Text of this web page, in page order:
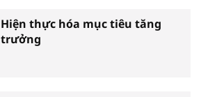
Hiện thực hóa mục tiêu tăng
trưởng